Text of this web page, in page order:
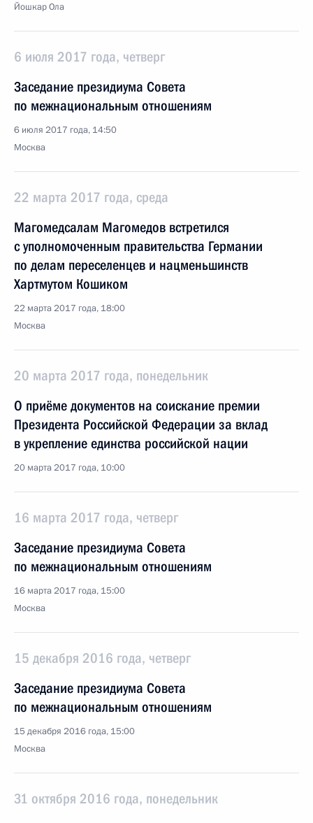
Йошкар Ола
6 июля 2017 года, четверг
Заседание президиума Совета
по межнациональным отношениям
6 июля 2017 года, 14:50
Москва
22 марта 2017 года, среда
Магомедсалам Магомедов встретился
с уполномоченным правительства Германии
по делам переселенцев и нацменьшинств
Хартмутом Кошиком
22 марта 2017 года, 18:00
Москва
20 марта 2017 года, понедельник
О приёме документов на соискание премии
Президента Российской Федерации за вклад
в укрепление единства российской нации
20 марта 2017 года, 10:00
16 марта 2017 года, четверг
Заседание президиума Совета
по межнациональным отношениям
16 марта 2017 года, 15:00
Москва
15 декабря 2016 года, четверг
Заседание президиума Совета
по межнациональным отношениям
15 декабря 2016 года, 15:00
Москва
31 октября 2016 года, понедельник